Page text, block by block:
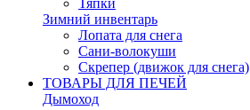
Тяпки
Зимний инвентарь
Лопата для снега
Сани-волокуши
Скрепер (движок для снега)
ТОВАРЫ ДЛЯ ПЕЧЕЙ
Дымоход